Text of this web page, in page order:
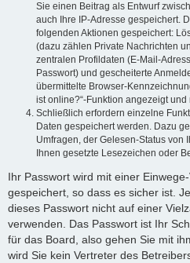
Sie einen Beitrag als Entwurf
auch Ihre IP-Adresse gespeichert.
folgenden Aktionen gespeichert:
(dazu zählen Private Nachrichten
zentralen Profildaten (E-Mail-
Passwort) und gescheiterte
übermittelte Browser-
ist online?“-Funktion angezeigt
Schließlich erfordern einzelne
Daten gespeichert werden. Dazu
Umfragen, der Gelesen-Status von
Ihnen gesetzte Lesezeichen oder
Ihr Passwort wird mit einer
gespeichert, so dass es sicher ist.
dieses Passwort nicht auf einer
verwenden. Das Passwort ist Ihr
für das Board, also gehen Sie mit
wird Sie kein Vertreter des